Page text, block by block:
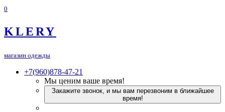
0
KLERY
магазин одежды
+7(960)878-47-21
Мы ценим ваше время!
Закажите звонок, и мы вам перезвоним в ближайшее
время!